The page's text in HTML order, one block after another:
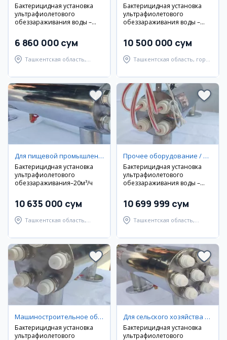
Бактерицидная установка
ультрафиолетового
обеззараживания воды –
6 860 000 сум
Ташкентская область,
Бактерицидная установка
ультрафиолетового
обеззараживания воды –
10 500 000 сум
Ташкентская область, город
Для пищевой промышленности
Бактерицидная установка
ультрафиолетового
обеззараживания–20м³/ч
10 635 000 сум
Ташкентская область,
Прочее оборудование / инструменты
Бактерицидная установка
ультрафиолетового
обеззараживания воды –
10 699 999 сум
Ташкентская область,
Машиностроительное оборудование
Бактерицидная установка
ультрафиолетового
Для сельского хозяйства / лесоводства / рыболовства
Бактерицидная установка
ультрафиолетового